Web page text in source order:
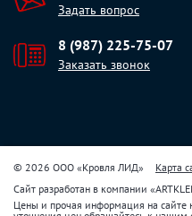
Задать вопрос
8 (987) 225-75-07
Заказать звонок
© 2026 ООО «Кровля ЛИД»
Карта
Сайт разработан в компании «
Цены и прочая информация на сайте